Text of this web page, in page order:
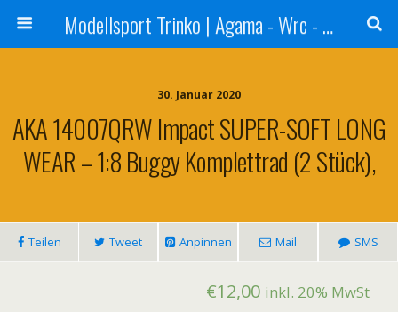
Modellsport Trinko | Agama - Wrc - Reds - Sweep - Xceed - Serpent - Ufra Tyres - Matrix Racing Tyres
30. Januar 2020
AKA 14007QRW Impact SUPER-SOFT LONG
WEAR – 1:8 Buggy Komplettrad (2 Stück),
Teilen Tweet Anpinnen Mail SMS
€12,00 inkl. 20% MwSt